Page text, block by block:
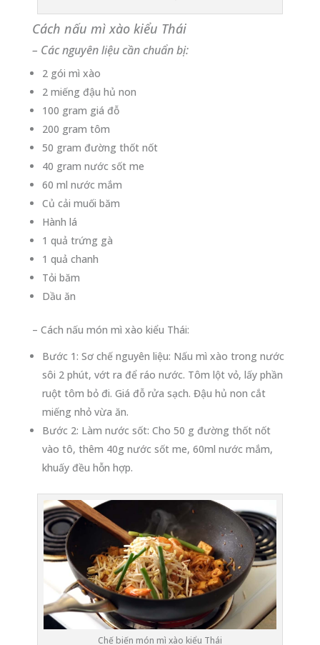
Cách nấu mì xào kiểu Thái
– Các nguyên liệu cần chuẩn bị:
2 gói mì xào
2 miếng đậu hủ non
100 gram giá đỗ
200 gram tôm
50 gram đường thốt nốt
40 gram nước sốt me
60 ml nước mắm
Củ cải muối băm
Hành lá
1 quả trứng gà
1 quả chanh
Tỏi băm
Dầu ăn
– Cách nấu món mì xào kiểu Thái:
Bước 1: Sơ chế nguyên liệu: Nấu mì xào trong nước
sôi 2 phút, vớt ra để ráo nước. Tôm lột vỏ, lấy phần
ruột tôm bỏ đi. Giá đỗ rửa sạch. Đậu hủ non cắt
miếng nhỏ vừa ăn.
Bước 2: Làm nước sốt: Cho 50 g đường thốt nốt
vào tô, thêm 40g nước sốt me, 60ml nước mắm,
khuấy đều hỗn hợp.
Chế biến món mì xào kiểu Thái